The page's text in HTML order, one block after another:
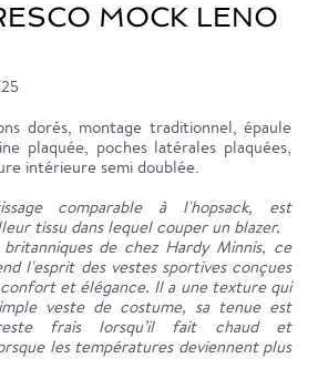
MOCK LENO
dorés, montage traditionnel, épaule
plaquée, poches latérales plaquées,
intérieure semi doublée.
comparable à l'hopsack, est
tissu dans lequel couper un blazer.
de chez Hardy Minnis, ce
l'esprit des vestes sportives conçues
et élégance. Il a une texture qui
veste de costume, sa tenue est
frais lorsqu’il fait chaud et
les températures deviennent plus